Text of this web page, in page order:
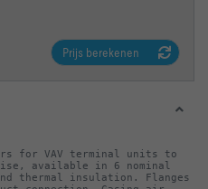
Prijs berekenen
for VAV terminal units to
available in 6 nominal
thermal insulation. Flanges